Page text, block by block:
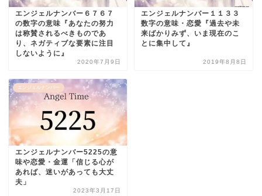
エンジェルナンバー６７６７
の数字の意味『あなたの努力
は称賛されるべきものであ
り、ネガティブな要素に注目
しないように』
2020年7月9日
エンジェルナンバー１１３３
数字の意味・恋愛『過去や未
来ばかりみず、いま現在のこ
とに集中して』
2019年8月8日
エンジェルナンバー
エンジェルナンバー5225の意
味や恋愛・金運「信じる心が
あれば、迷いがあっても大丈
夫」
2023年3月17日